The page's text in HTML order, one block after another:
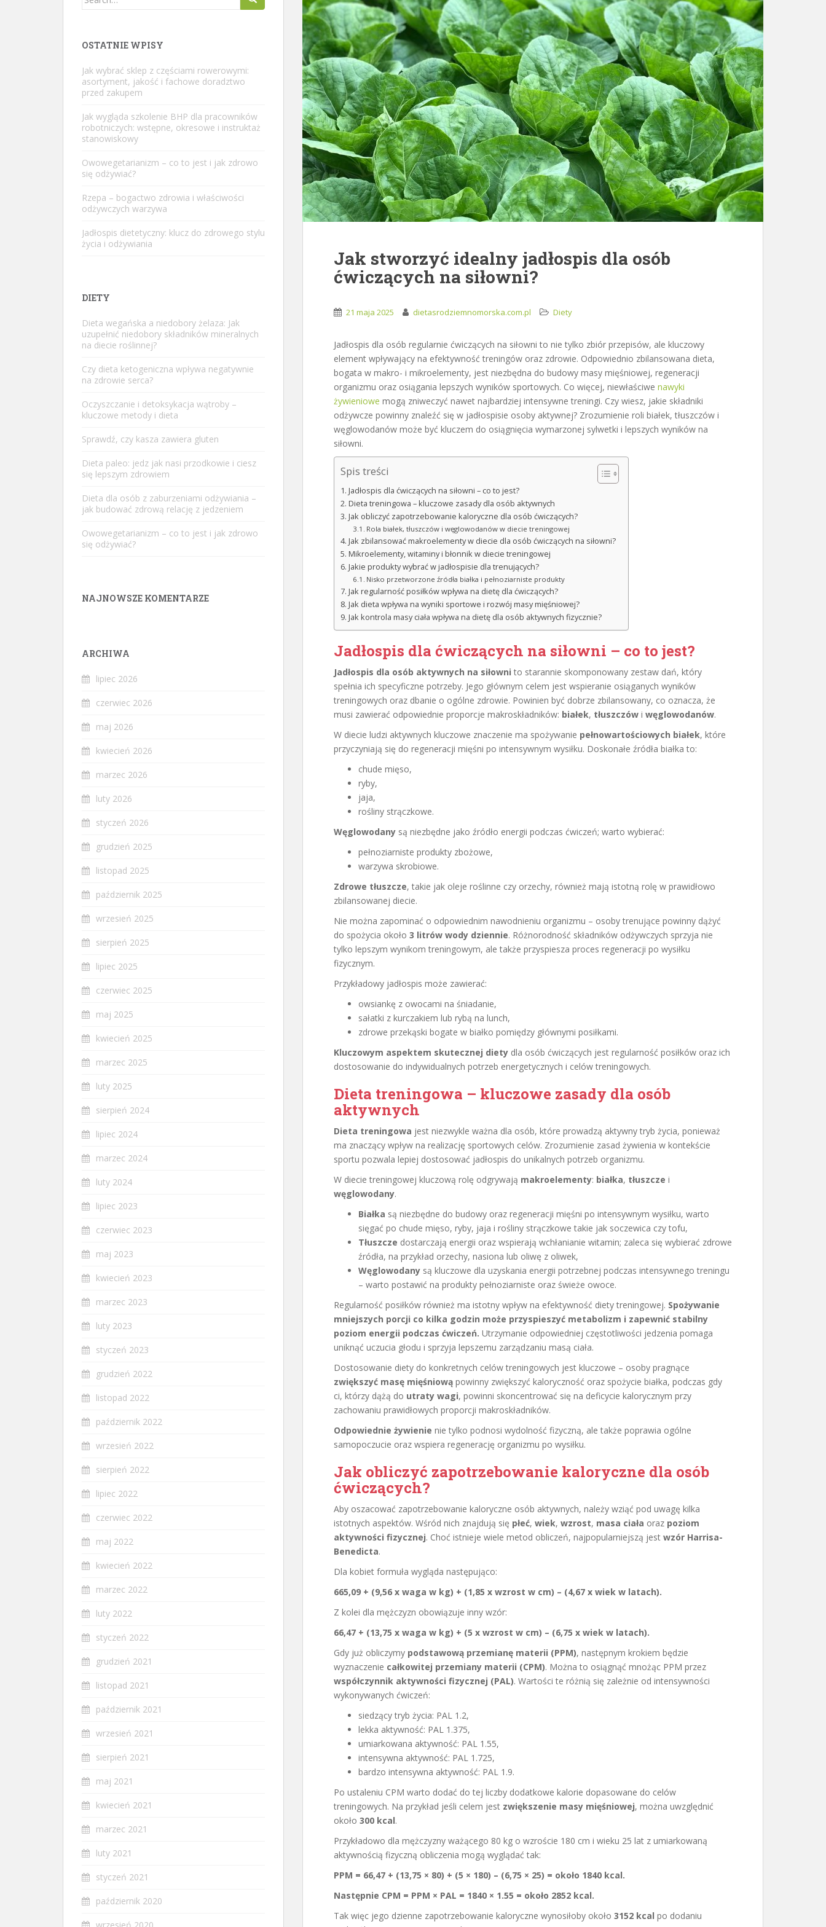
Jak stworzyć idealny jadłospis dla osób
ćwiczących na siłowni?
21 maja 2025 dietasrodziemnomorska.com.pl Diety
Jadłospis dla osób regularnie ćwiczących na siłowni to nie tylko zbiór przepisów, ale kluczowy
element wpływający na efektywność treningów oraz zdrowie. Odpowiednio zbilansowana dieta,
bogata w makro- i mikroelementy, jest niezbędna do budowy masy mięśniowej, regeneracji
organizmu oraz osiągania lepszych wyników sportowych. Co więcej, niewłaściwe nawyki
żywieniowe mogą zniweczyć nawet najbardziej intensywne treningi. Czy wiesz, jakie składniki
odżywcze powinny znaleźć się w jadłospisie osoby aktywnej? Zrozumienie roli białek, tłuszczów i
węglowodanów może być kluczem do osiągnięcia wymarzonej sylwetki i lepszych wyników na
siłowni.
Spis treści
Jadłospis dla ćwiczących na siłowni – co to jest?
Dieta treningowa – kluczowe zasady dla osób aktywnych
Jak obliczyć zapotrzebowanie kaloryczne dla osób ćwiczących?
Rola białek, tłuszczów i węglowodanów w diecie treningowej
Jak zbilansować makroelementy w diecie dla osób ćwiczących na siłowni?
Mikroelementy, witaminy i błonnik w diecie treningowej
Jakie produkty wybrać w jadłospisie dla trenujących?
Nisko przetworzone źródła białka i pełnoziarniste produkty
Jak regularność posiłków wpływa na dietę dla ćwiczących?
Jak dieta wpływa na wyniki sportowe i rozwój masy mięśniowej?
Jak kontrola masy ciała wpływa na dietę dla osób aktywnych fizycznie?
Jadłospis dla ćwiczących na siłowni – co to jest?
Jadłospis dla osób aktywnych na siłowni to starannie skomponowany zestaw dań, który
spełnia ich specyficzne potrzeby. Jego głównym celem jest wspieranie osiąganych wyników
treningowych oraz dbanie o ogólne zdrowie. Powinien być dobrze zbilansowany, co oznacza, że
musi zawierać odpowiednie proporcje makroskładników: białek, tłuszczów i węglowodanów.
W diecie ludzi aktywnych kluczowe znaczenie ma spożywanie pełnowartościowych białek, które
przyczyniają się do regeneracji mięśni po intensywnym wysiłku. Doskonałe źródła białka to:
chude mięso,
ryby,
jaja,
rośliny strączkowe.
Węglowodany są niezbędne jako źródło energii podczas ćwiczeń; warto wybierać:
pełnoziarniste produkty zbożowe,
warzywa skrobiowe.
Zdrowe tłuszcze, takie jak oleje roślinne czy orzechy, również mają istotną rolę w prawidłowo
zbilansowanej diecie.
Nie można zapominać o odpowiednim nawodnieniu organizmu – osoby trenujące powinny dążyć
do spożycia około 3 litrów wody dziennie. Różnorodność składników odżywczych sprzyja nie
tylko lepszym wynikom treningowym, ale także przyspiesza proces regeneracji po wysiłku
fizycznym.
Przykładowy jadłospis może zawierać:
owsiankę z owocami na śniadanie,
sałatki z kurczakiem lub rybą na lunch,
zdrowe przekąski bogate w białko pomiędzy głównymi posiłkami.
Kluczowym aspektem skutecznej diety dla osób ćwiczących jest regularność posiłków oraz ich
dostosowanie do indywidualnych potrzeb energetycznych i celów treningowych.
Dieta treningowa – kluczowe zasady dla osób
aktywnych
Dieta treningowa jest niezwykle ważna dla osób, które prowadzą aktywny tryb życia, ponieważ
ma znaczący wpływ na realizację sportowych celów. Zrozumienie zasad żywienia w kontekście
sportu pozwala lepiej dostosować jadłospis do unikalnych potrzeb organizmu.
W diecie treningowej kluczową rolę odgrywają makroelementy: białka, tłuszcze i
węglowodany.
Białka są niezbędne do budowy oraz regeneracji mięśni po intensywnym wysiłku, warto
sięgać po chude mięso, ryby, jaja i rośliny strączkowe takie jak soczewica czy tofu,
Tłuszcze dostarczają energii oraz wspierają wchłanianie witamin; zaleca się wybierać zdrowe
źródła, na przykład orzechy, nasiona lub oliwę z oliwek,
Węglowodany są kluczowe dla uzyskania energii potrzebnej podczas intensywnego treningu
– warto postawić na produkty pełnoziarniste oraz świeże owoce.
Regularność posiłków również ma istotny wpływ na efektywność diety treningowej. Spożywanie
mniejszych porcji co kilka godzin może przyspieszyć metabolizm i zapewnić stabilny
poziom energii podczas ćwiczeń. Utrzymanie odpowiedniej częstotliwości jedzenia pomaga
uniknąć uczucia głodu i sprzyja lepszemu zarządzaniu masą ciała.
Dostosowanie diety do konkretnych celów treningowych jest kluczowe – osoby pragnące
zwiększyć masę mięśniową powinny zwiększyć kaloryczność oraz spożycie białka, podczas gdy
ci, którzy dążą do utraty wagi, powinni skoncentrować się na deficycie kalorycznym przy
zachowaniu prawidłowych proporcji makroskładników.
Odpowiednie żywienie nie tylko podnosi wydolność fizyczną, ale także poprawia ogólne
samopoczucie oraz wspiera regenerację organizmu po wysiłku.
Jak obliczyć zapotrzebowanie kaloryczne dla osób
ćwiczących?
Aby oszacować zapotrzebowanie kaloryczne osób aktywnych, należy wziąć pod uwagę kilka
istotnych aspektów. Wśród nich znajdują się płeć, wiek, wzrost, masa ciała oraz poziom
aktywności fizycznej. Choć istnieje wiele metod obliczeń, najpopularniejszą jest wzór Harrisa-
Benedicta.
Dla kobiet formuła wygląda następująco:
665,09 + (9,56 x waga w kg) + (1,85 x wzrost w cm) – (4,67 x wiek w latach).
Z kolei dla mężczyzn obowiązuje inny wzór:
66,47 + (13,75 x waga w kg) + (5 x wzrost w cm) – (6,75 x wiek w latach).
Gdy już obliczymy podstawową przemianę materii (PPM), następnym krokiem będzie
wyznaczenie całkowitej przemiany materii (CPM). Można to osiągnąć mnożąc PPM przez
współczynnik aktywności fizycznej (PAL). Wartości te różnią się zależnie od intensywności
wykonywanych ćwiczeń:
siedzący tryb życia: PAL 1.2,
lekka aktywność: PAL 1.375,
umiarkowana aktywność: PAL 1.55,
intensywna aktywność: PAL 1.725,
bardzo intensywna aktywność: PAL 1.9.
Po ustaleniu CPM warto dodać do tej liczby dodatkowe kalorie dopasowane do celów
treningowych. Na przykład jeśli celem jest zwiększenie masy mięśniowej, można uwzględnić
około 300 kcal.
Przykładowo dla mężczyzny ważącego 80 kg o wzroście 180 cm i wieku 25 lat z umiarkowaną
aktywnością fizyczną obliczenia mogą wyglądać tak:
PPM = 66,47 + (13,75 × 80) + (5 × 180) – (6,75 × 25) = około 1840 kcal.
Następnie CPM = PPM × PAL = 1840 × 1.55 = około 2852 kcal.
Tak więc jego dzienne zapotrzebowanie kaloryczne wynosiłoby około 3152 kcal po dodaniu
OSTATNIE WPISY
Jak wybrać sklep z częściami rowerowymi:
asortyment, jakość i fachowe doradztwo
przed zakupem
Jak wygląda szkolenie BHP dla pracowników
robotniczych: wstępne, okresowe i instruktaż
stanowiskowy
Owowegetarianizm – co to jest i jak zdrowo
się odżywiać?
Rzepa – bogactwo zdrowia i właściwości
odżywczych warzywa
Jadłospis dietetyczny: klucz do zdrowego stylu
życia i odżywiania
DIETY
Dieta wegańska a niedobory żelaza: Jak
uzupełnić niedobory składników mineralnych
na diecie roślinnej?
Czy dieta ketogeniczna wpływa negatywnie
na zdrowie serca?
Oczyszczanie i detoksykacja wątroby –
kluczowe metody i dieta
Sprawdź, czy kasza zawiera gluten
Dieta paleo: jedz jak nasi przodkowie i ciesz
się lepszym zdrowiem
Dieta dla osób z zaburzeniami odżywiania –
jak budować zdrową relację z jedzeniem
Owowegetarianizm – co to jest i jak zdrowo
się odżywiać?
NAJNOWSZE KOMENTARZE
ARCHIWA
lipiec 2026
czerwiec 2026
maj 2026
kwiecień 2026
marzec 2026
luty 2026
styczeń 2026
grudzień 2025
listopad 2025
październik 2025
wrzesień 2025
sierpień 2025
lipiec 2025
czerwiec 2025
maj 2025
kwiecień 2025
marzec 2025
luty 2025
sierpień 2024
lipiec 2024
marzec 2024
luty 2024
lipiec 2023
czerwiec 2023
maj 2023
kwiecień 2023
marzec 2023
luty 2023
styczeń 2023
grudzień 2022
listopad 2022
październik 2022
wrzesień 2022
sierpień 2022
lipiec 2022
czerwiec 2022
maj 2022
kwiecień 2022
marzec 2022
luty 2022
styczeń 2022
grudzień 2021
listopad 2021
październik 2021
wrzesień 2021
sierpień 2021
maj 2021
kwiecień 2021
marzec 2021
luty 2021
styczeń 2021
październik 2020